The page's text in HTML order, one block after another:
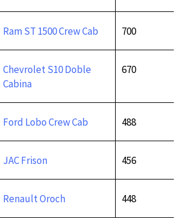
Ram ST 1500 Crew Cab 700
Chevrolet S10 Doble
Cabina
670
Ford Lobo Crew Cab 488
JAC Frison 456
Renault Oroch 448